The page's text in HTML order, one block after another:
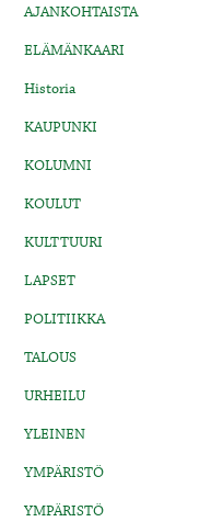
AJANKOHTAISTA
ELÄMÄNKAARI
Historia
KAUPUNKI
KOLUMNI
KOULUT
KULTTUURI
LAPSET
POLITIIKKA
TALOUS
URHEILU
YLEINEN
YMPÄRISTÖ
YMPÄRISTÖ